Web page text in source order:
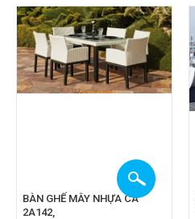
BÀN GHẾ MÂY NHỰA CA
2A142,